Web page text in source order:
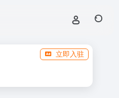
立即入驻